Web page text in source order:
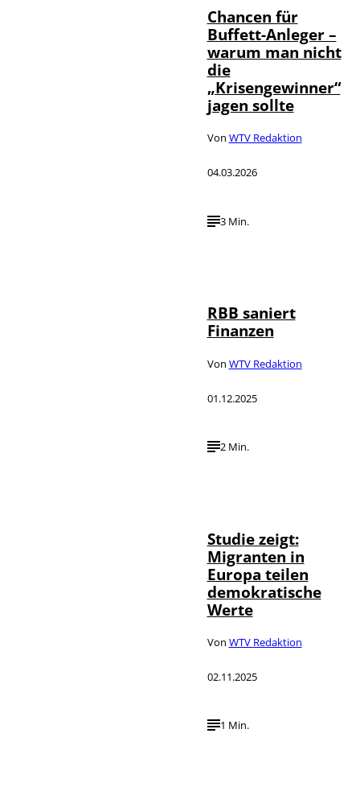
Chancen für
Buffett-Anleger –
warum man nicht
die
„Krisengewinner“
jagen sollte
Von WTV Redaktion
04.03.2026
3 Min.
RBB saniert
Finanzen
Von WTV Redaktion
01.12.2025
2 Min.
Studie zeigt:
Migranten in
Europa teilen
demokratische
Werte
Von WTV Redaktion
02.11.2025
1 Min.